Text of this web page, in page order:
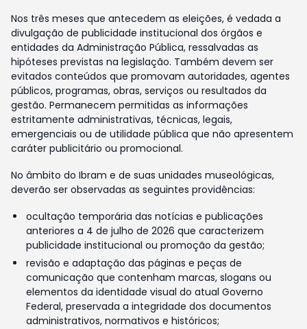
Nos três meses que antecedem as eleições, é vedada a
divulgação de publicidade institucional dos órgãos e
entidades da Administração Pública, ressalvadas as
hipóteses previstas na legislação. Também devem ser
evitados conteúdos que promovam autoridades, agentes
públicos, programas, obras, serviços ou resultados da
gestão. Permanecem permitidas as informações
estritamente administrativas, técnicas, legais,
emergenciais ou de utilidade pública que não apresentem
caráter publicitário ou promocional.
No âmbito do Ibram e de suas unidades museológicas,
deverão ser observadas as seguintes providências:
ocultação temporária das notícias e publicações
anteriores a 4 de julho de 2026 que caracterizem
publicidade institucional ou promoção da gestão;
revisão e adaptação das páginas e peças de
comunicação que contenham marcas, slogans ou
elementos da identidade visual do atual Governo
Federal, preservada a integridade dos documentos
administrativos, normativos e históricos;